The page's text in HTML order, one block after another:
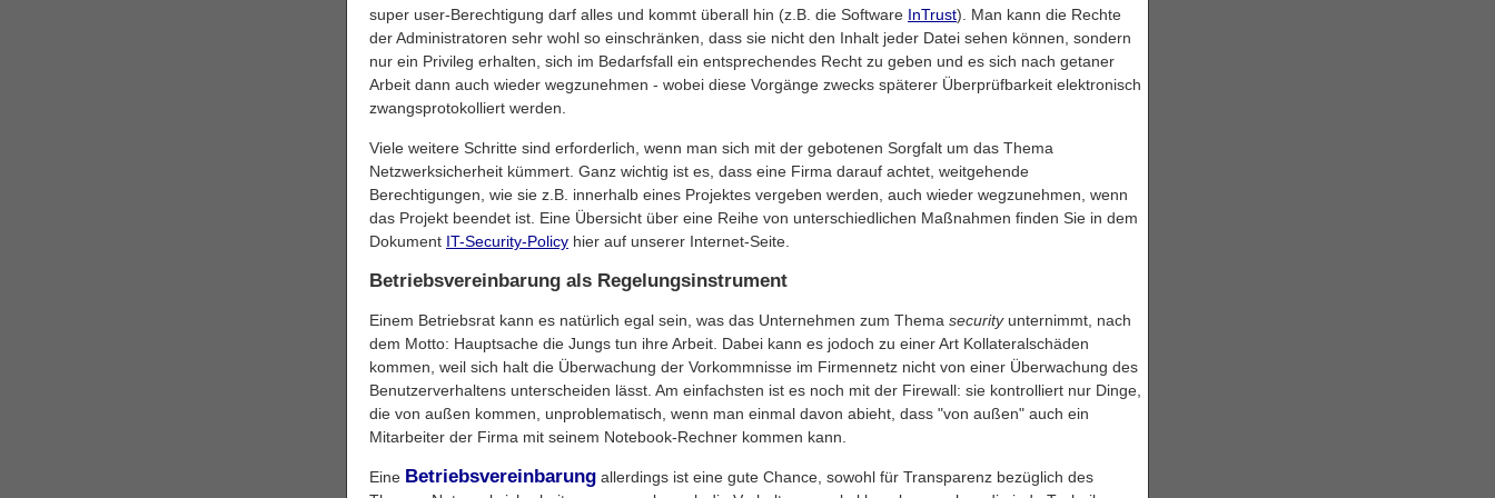
super user-Berechtigung darf alles und kommt überall hin (z.B. die Software InTrust). Man kann die Rechte
der Administratoren sehr wohl so einschränken, dass sie nicht den Inhalt jeder Datei sehen können, sondern
nur ein Privileg erhalten, sich im Bedarfsfall ein entsprechendes Recht zu geben und es sich nach getaner
Arbeit dann auch wieder wegzunehmen - wobei diese Vorgänge zwecks späterer Überprüfbarkeit elektronisch
zwangsprotokolliert werden.
Viele weitere Schritte sind erforderlich, wenn man sich mit der gebotenen Sorgfalt um das Thema
Netzwerksicherheit kümmert. Ganz wichtig ist es, dass eine Firma darauf achtet, weitgehende
Berechtigungen, wie sie z.B. innerhalb eines Projektes vergeben werden, auch wieder wegzunehmen, wenn
das Projekt beendet ist. Eine Übersicht über eine Reihe von unterschiedlichen Maßnahmen finden Sie in dem
Dokument IT-Security-Policy hier auf unserer Internet-Seite.
Betriebsvereinbarung als Regelungsinstrument
Einem Betriebsrat kann es natürlich egal sein, was das Unternehmen zum Thema securityunternimmt, nach
dem Motto: Hauptsache die Jungs tun ihre Arbeit. Dabei kann es jodoch zu einer Art Kollateralschäden
kommen, weil sich halt die Überwachung der Vorkommnisse im Firmennetz nicht von einer Überwachung des
Benutzerverhaltens unterscheiden lässt. Am einfachsten ist es noch mit der Firewall: sie kontrolliert nur Dinge,
die von außen kommen, unproblematisch, wenn man einmal davon abieht, dass "von außen" auch ein
Mitarbeiter der Firma mit seinem Notebook-Rechner kommen kann.
Eine Betriebsvereinbarung allerdings ist eine gute Chance, sowohl für Transparenz bezüglich des